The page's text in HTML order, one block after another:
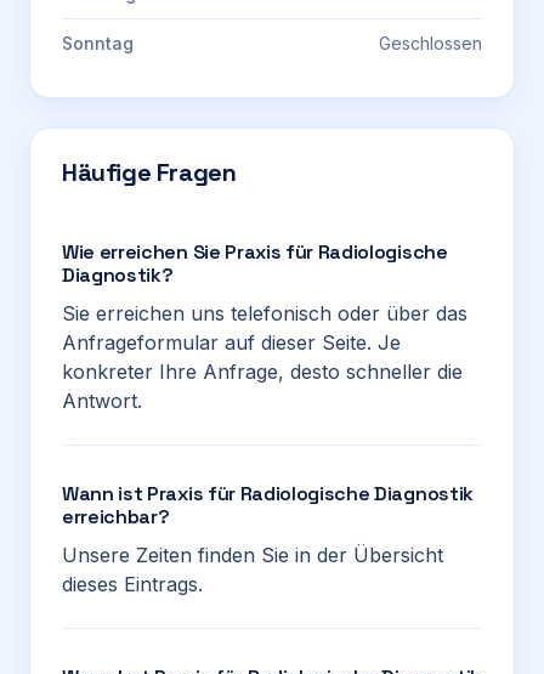
Sonntag Geschlossen
Häufige Fragen
Wie erreichen Sie Praxis für Radiologische
Diagnostik?
Sie erreichen uns telefonisch oder über das
Anfrageformular auf dieser Seite. Je
konkreter Ihre Anfrage, desto schneller die
Antwort.
Wann ist Praxis für Radiologische Diagnostik
erreichbar?
Unsere Zeiten finden Sie in der Übersicht
dieses Eintrags.